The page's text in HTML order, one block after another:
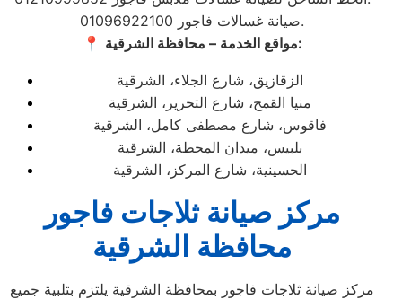
صيانة غسالات فاجور 01096922100.
📍
مواقع الخدمة – محافظة الشرقية:
الزقازيق، شارع الجلاء، الشرقية
منيا القمح، شارع التحرير، الشرقية
فاقوس، شارع مصطفى كامل، الشرقية
بلبيس، ميدان المحطة، الشرقية
الحسينية، شارع المركز، الشرقية
مركز صيانة ثلاجات فاجور
محافظة الشرقية
مركز صيانة ثلاجات فاجور بمحافظة الشرقية يلتزم بتلبية جميع